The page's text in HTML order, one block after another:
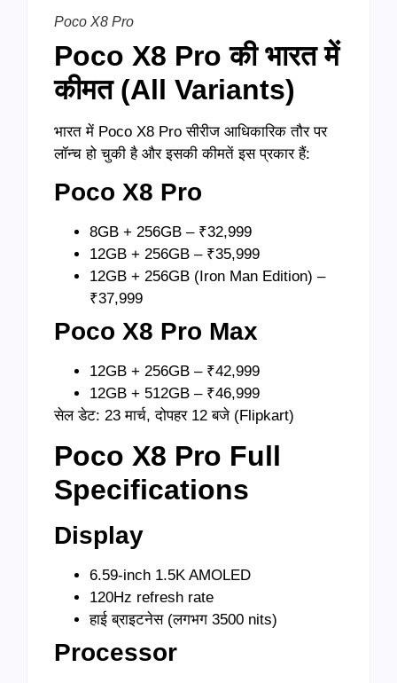
Poco X8 Pro
Poco X8 Proकी भारत में
कीमत (All Variants)
भारत में Poco X8 Pro सीरीज आधिकारिक तौर पर
लॉन्च हो चुकी है और इसकी कीमतें इस प्रकार हैं:
Poco X8 Pro
8GB + 256GB – ₹32,999
12GB + 256GB – ₹35,999
12GB + 256GB (Iron Man Edition) –
₹37,999
Poco X8 Pro Max
12GB + 256GB – ₹42,999
12GB + 512GB – ₹46,999
सेल डेट: 23 मार्च, दोपहर 12 बजे (Flipkart)
Poco X8 Pro Full
Specifications
Display
6.59-inch 1.5K AMOLED
120Hz refresh rate
हाई ब्राइटनेस (लगभग 3500 nits)
Processor